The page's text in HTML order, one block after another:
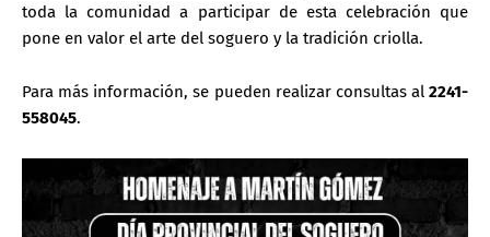
toda la comunidad a participar de esta celebración que
pone en valor el arte del soguero y la tradición criolla.
Para más información, se pueden realizar consultas al 2241-
558045.